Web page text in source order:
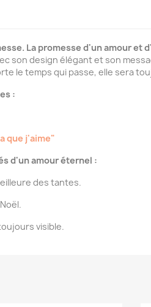
La promesse d'un amour
son design élégant et son
le temps qui passe, elle sera
:
que j'aime"
d'un amour éternel :
des tantes.
visible.